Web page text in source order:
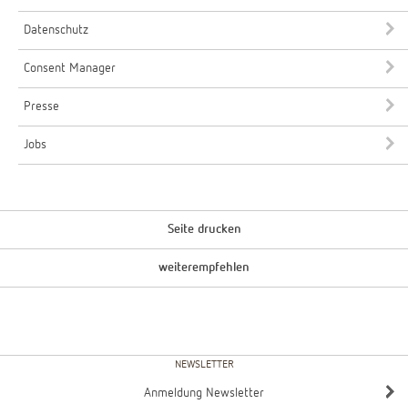
Datenschutz
Consent Manager
Presse
Jobs
Seite drucken
weiterempfehlen
NEWSLETTER
Anmeldung Newsletter